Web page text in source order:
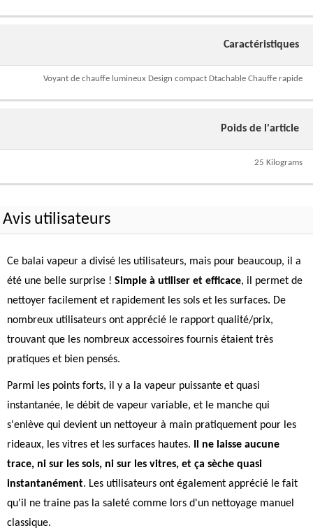
Caractéristiques
Voyant de chauffe lumineux Design compact Dtachable Chauffe rapide
Poids de l'article
25 Kilograms
Avis utilisateurs
Ce balai vapeur a divisé les utilisateurs, mais pour beaucoup, il a
été une belle surprise ! Simple à utiliser et efficace, il permet de
nettoyer facilement et rapidement les sols et les surfaces. De
nombreux utilisateurs ont apprécié le rapport qualité/prix,
trouvant que les nombreux accessoires fournis étaient très
pratiques et bien pensés.
Parmi les points forts, il y a la vapeur puissante et quasi
instantanée, le débit de vapeur variable, et le manche qui
s'enlève qui devient un nettoyeur à main pratiquement pour les
rideaux, les vitres et les surfaces hautes.
Il ne laisse aucune
trace, ni sur les sols, ni sur les vitres, et ça sèche quasi
instantanément. Les utilisateurs ont également apprécié le fait
qu'il ne traine pas la saleté comme lors d'un nettoyage manuel
classique.